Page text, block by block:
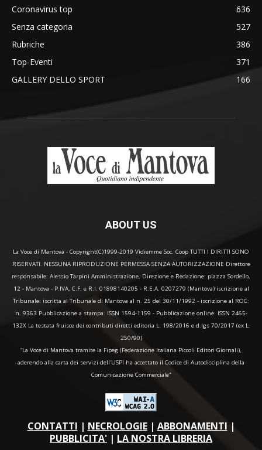
Coronavirus top
636
Senza categoria
527
Rubriche
386
Top-Eventi
371
GALLERY DELLO SPORT
166
ABOUT US
La Voce di Mantova - Copyright(C)1999-2019 Vidiemme Soc. Coop TUTTI I DIRITTI SONO
RISERVATI. NESSUNA RIPRODUZIONE PERMESSA SENZA AUTORIZZAZIONE Direttore
responsabile: Alessio Tarpini Amministrazione, Direzione e Redazione: piazza Sordello,
12 - Mantova - P.IVA, C.F. e R.I. 01898140205 - R.E.A. 0207279 (Mantova) iscrizione al
Tribunale: iscritta al Tribunale di Mantova al n. 25 del 30/11/1992 - iscrizione al ROC:
n. 9363 Pubblicazione a stampa: ISSN 1594-1159 - Pubblicazione online: ISSN 2465-
132X La testata fruisce dei contributi diretti editoria L. 198/2016 e d.lgs 70/2017 (ex L.
250/90)
“La Voce di Mantova tramite la Fipeg (Federazione Italiana Piccoli Editori Giornali),
aderendo alla carta dei servizi dell'USPI ha accettato il Codice di Autodisciplina della
Comunicazione Commerciale"
CONTATTI | NECROLOGIE| ABBONAMENTI |
PUBBLICITA' | LA NOSTRA LIBRERIA